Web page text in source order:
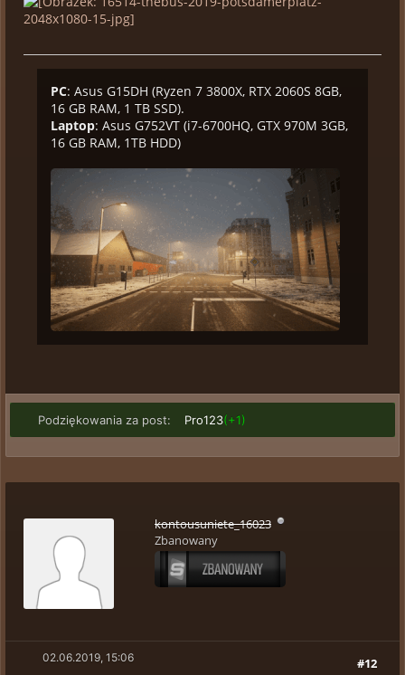
PC: Asus G15DH (Ryzen 7 3800X, RTX 2060S 8GB,
16 GB RAM, 1 TB SSD).
Laptop: Asus G752VT (i7-6700HQ, GTX 970M 3GB,
16 GB RAM, 1TB HDD)
Podziękowania za post: Pro123(+1)
kontousuniete_16023
Zbanowany
#12
02.06.2019, 15:06